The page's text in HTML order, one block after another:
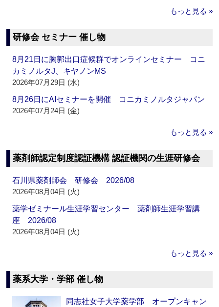
もっと見る »
研修会 セミナー 催し物
8月21日に胸郭出口症候群でオンラインセミナー コニ
カミノルタJ、キヤノンMS
2026年07月29日 (水)
8月26日にAIセミナーを開催 コニカミノルタジャパン
2026年07月24日 (金)
もっと見る »
薬剤師認定制度認証機構 認証機関の生涯研修会
石川県薬剤師会 研修会 2026/08
2026年08月04日 (火)
薬学ゼミナール生涯学習センター 薬剤師生涯学習講
座 2026/08
2026年08月04日 (火)
もっと見る »
薬系大学・学部 催し物
同志社女子大学薬学部 オープンキャン